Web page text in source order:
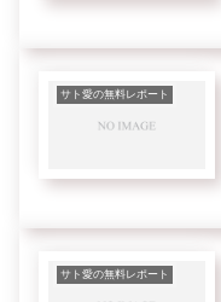
サト愛の無料レポート
サト愛の無料レポート